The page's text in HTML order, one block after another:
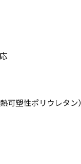
塑性ポリウレタン）